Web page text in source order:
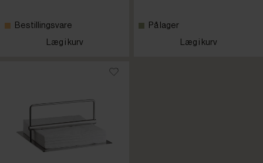
Bestillingsvare
Læg i kurv
På lager
Læg i kurv